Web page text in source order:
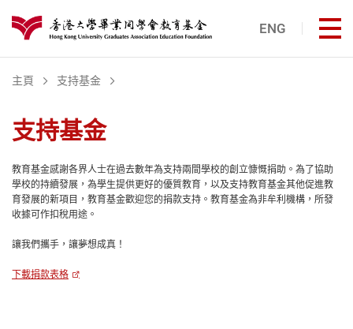
港大同學會教育基金
ENG 打
主頁 支持基金
支持基金
教育基金感謝各界人士在過去數年為支持兩間學校的創立慷慨捐助。為了協助
學校的持續發展，為學生提供更好的優質教育，以及支持教育基金其他促進教
育發展的新項目，教育基金歡迎您的捐款支持。教育基金為非牟利機構，所發
收據可作扣稅用途。
讓我們攜手，讓夢想成真！
下載捐款表格